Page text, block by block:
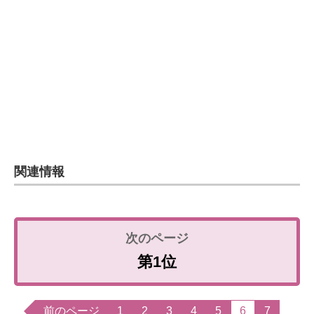
関連情報
第1位
前のページ 1 2 3 4 5 6 7